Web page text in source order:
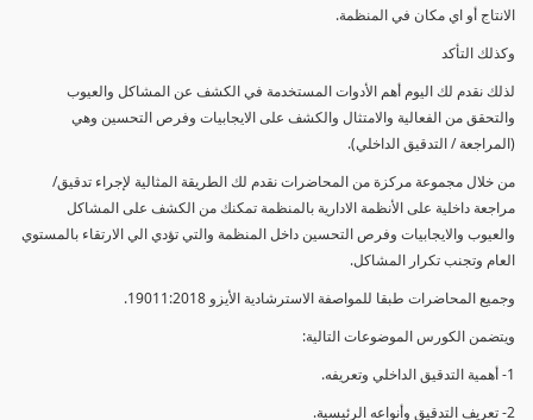
الانتاج أو اي مكان في المنظمة.
وكذلك التأكد
لذلك نقدم لك اليوم أهم الأدوات المستخدمة في الكشف عن المشاكل والعيوب
والتحقق من الفعالية والامتثال والكشف على الايجابيات وفرص التحسين وهي
(المراجعة / التدقيق الداخلي).
من خلال مجموعة مركزة من المحاضرات نقدم لك الطريقة المثالية لإجراء تدقيق/
مراجعة داخلية على الأنظمة الادارية بالمنظمة تمكنك من الكشف على المشاكل
والعيوب والايجابيات وفرص التحسين داخل المنظمة والتي تؤدي الي الارتقاء بالمستوي
العام وتجنب تكرار المشاكل.
وجميع المحاضرات طبقا للمواصفة الاسترشادية الأيزو 19011:2018.
ويتضمن الكورس الموضوعات التالية:
1- أهمية التدقيق الداخلي وتعريفه.
2- تعريف التدقيق وأنواعه الرئيسية.